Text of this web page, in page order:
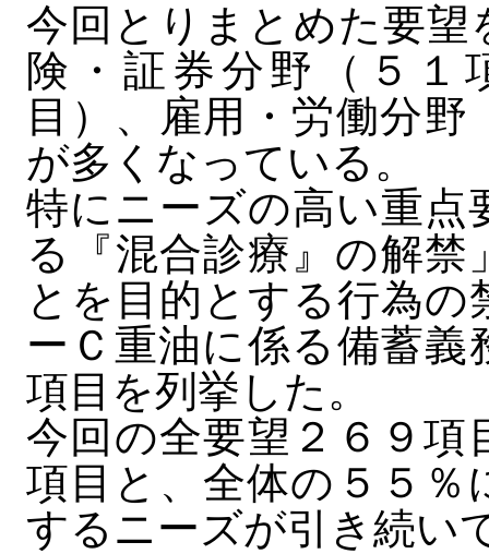
今回とりまとめた要望
険・証券分野（５１
目）、雇用・労働分
が多くなっている。
特にニーズの高い重点
る『混合診療』の解
とを目的とする行為
ーＣ重油に係る備蓄
項目を列挙した。
今回の全要望２６９項
項目と、全体の５５％
するニーズが引き続い